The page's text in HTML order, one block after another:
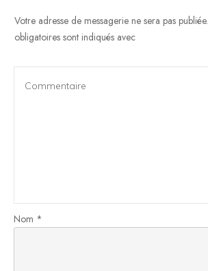
Votre adresse de messagerie ne sera pas publiée.
obligatoires sont indiqués avec
Nom *